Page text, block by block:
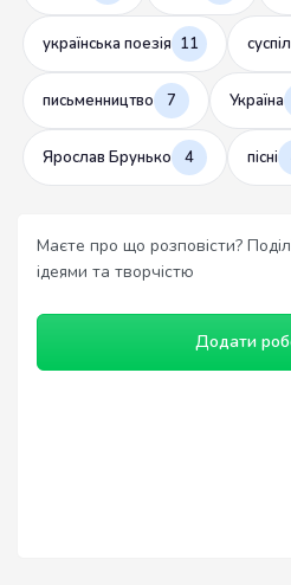
українська поезія 11
письменництво 7 Україна
Ярослав Брунько 4 пісні
Маєте про що розповісти?
ідеями та творчістю
Додати